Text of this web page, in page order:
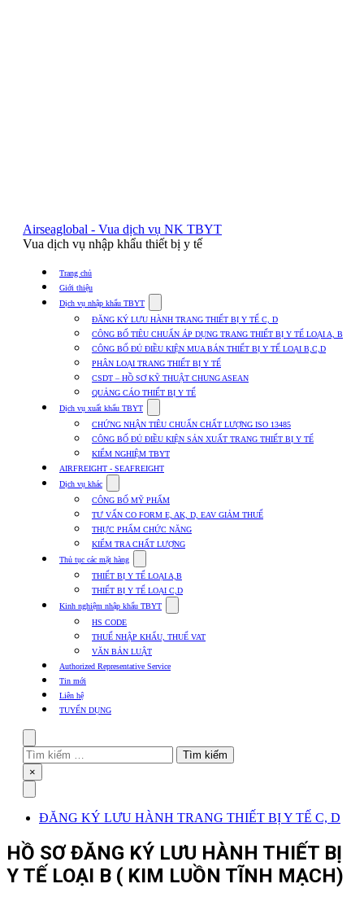
Airseaglobal - Vua dịch vụ NK TBYT
Vua dịch vụ nhập khẩu thiết bị y tế
Trang chủ
Giới thiệu
Dịch vụ nhập khẩu TBYT
submenu
for
Dịch
vụ
nhập
khẩu
TBYT
ĐĂNG KÝ LƯU HÀNH TRANG THIẾT BỊ Y TẾ C, D
CÔNG BỐ TIÊU CHUẨN ÁP DỤNG TRANG THIẾT BỊ Y TẾ LOẠI A, B
CÔNG BỐ ĐỦ ĐIỀU KIỆN MUA BÁN THIẾT BỊ Y TẾ LOẠI B,C,D
PHÂN LOẠI TRANG THIẾT BỊ Y TẾ
CSDT – HỒ SƠ KỸ THUẬT CHUNG ASEAN
QUẢNG CÁO THIẾT BỊ Y TẾ
Dịch vụ xuất khẩu TBYT
submenu
for
Dịch
vụ
xuất
TBYT
CHỨNG NHẬN TIÊU CHUẨN CHẤT LƯỢNG ISO 13485
CÔNG BỐ ĐỦ ĐIỀU KIỆN SẢN XUẤT TRANG THIẾT BỊ Y TẾ
KIỂM NGHIỆM TBYT
AIRFREIGHT - SEAFREIGHT
Dịch vụ khác
submenu
for
Dịch
vụ
khác
CÔNG BỐ MỸ PHẨM
TƯ VẤN CO FORM E, AK, D, EAV GIẢM THUẾ
THỰC PHẨM CHỨC NĂNG
KIỂM TRA CHẤT LƯỢNG
Thủ tục các mặt hàng
submenu
for
Thủ
tục
mặt
hàng
THIẾT BỊ Y TẾ LOẠI A,B
THIẾT BỊ Y TẾ LOẠI C,D
Kinh nghiệm nhập khẩu TBYT
submenu
Kinh
HS CODE
THUẾ NHẬP KHẨU, THUẾ VAT
VĂN BẢN LUẬT
Authorized Representative Service
Tin mới
Liên hệ
TUYỂN DỤNG
Tìm
kiếm
cho:
Close
×
ĐĂNG KÝ LƯU HÀNH TRANG THIẾT BỊ Y TẾ C, D
HỒ SƠ ĐĂNG KÝ LƯU HÀNH THIẾT BỊ
Y TẾ LOẠI B ( KIM LUỒN TĨNH MẠCH)